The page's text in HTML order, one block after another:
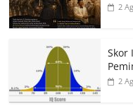
2
Skor
2